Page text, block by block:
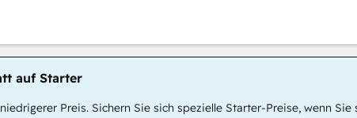
auf Starter
Preis. Sichern Sie sich spezielle Starter-Preise, wenn